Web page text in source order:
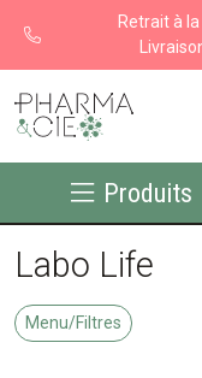
Retrait à
Pharma&cie -
Produits
Labo Life
Menu/Filtres